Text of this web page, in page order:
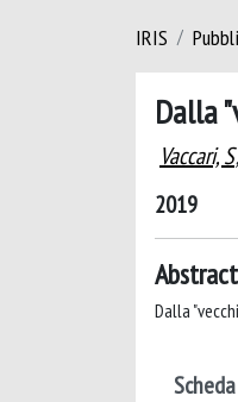
IRIS
Dalla
Vaccari, S;
2019
Abstract
Dalla